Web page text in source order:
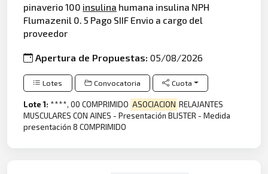
pinaverio 100 insulina humana insulina NPH
Flumazenil 0. 5 Pago SIIF Envio a cargo del
proveedor
Apertura de Propuestas:05/08/2026
Lotes Convocatoria Cuota
Lote 1: ****, 00 COMPRIMIDO ASOCIACION RELAJANTES
MUSCULARES CON AINES - Presentación BLISTER - Medida
presentación 8 COMPRIMIDO